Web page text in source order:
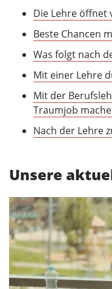
Die Lehre öffnet
Beste Chancen
Was folgt nach
Mit einer Lehre
Mit der
Traumjob
Nach der Lehre
Unsere